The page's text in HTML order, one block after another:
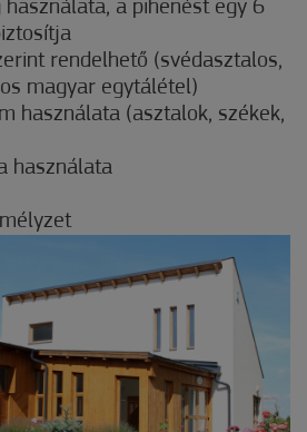
a pihenést egy 6
rendelhető (svédasztalos,
magyar egytálétel)
használata (asztalok, székek,
használata